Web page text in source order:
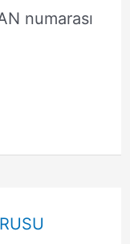
numarası